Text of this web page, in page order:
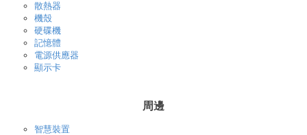
散熱器
機殼
硬碟機
記憶體
電源供應器
顯示卡
周邊
智慧裝置